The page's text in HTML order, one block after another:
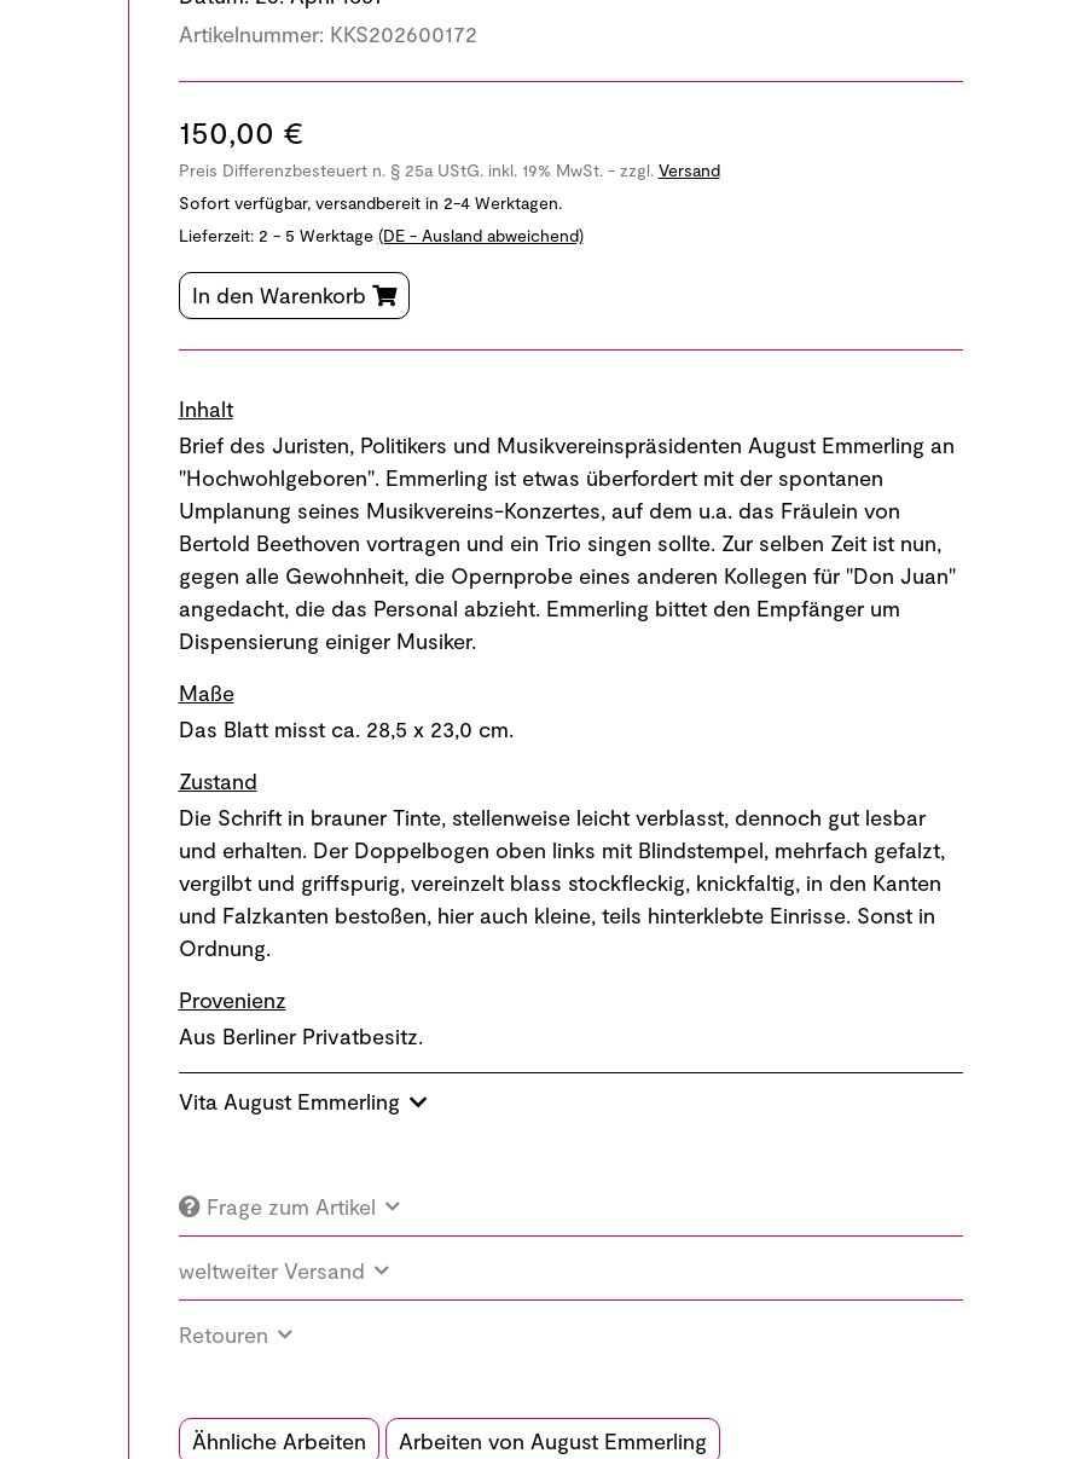
Artikelnummer: KKS202600172
150,00 €
Preis Differenzbesteuert n. § 25a UStG. inkl. 19% MwSt. - zzgl. Versand
Sofort verfügbar, versandbereit in 2-4 Werktagen.
Lieferzeit: 2 - 5 Werktage (DE - Ausland abweichend)
In den Warenkorb
Inhalt
Brief des Juristen, Politikers und Musikvereinspräsidenten August Emmerling an
"Hochwohlgeboren". Emmerling ist etwas überfordert mit der spontanen
Umplanung seines Musikvereins-Konzertes, auf dem u.a. das Fräulein von
Bertold Beethoven vortragen und ein Trio singen sollte. Zur selben Zeit ist nun,
gegen alle Gewohnheit, die Opernprobe eines anderen Kollegen für "Don Juan"
angedacht, die das Personal abzieht. Emmerling bittet den Empfänger um
Dispensierung einiger Musiker.
Maße
Das Blatt misst ca. 28,5 x 23,0 cm.
Zustand
Die Schrift in brauner Tinte, stellenweise leicht verblasst, dennoch gut lesbar
und erhalten. Der Doppelbogen oben links mit Blindstempel, mehrfach gefalzt,
vergilbt und griffspurig, vereinzelt blass stockfleckig, knickfaltig, in den Kanten
und Falzkanten bestoßen, hier auch kleine, teils hinterklebte Einrisse. Sonst in
Ordnung.
Provenienz
Aus Berliner Privatbesitz.
Vita August Emmerling
Frage zum Artikel
weltweiter Versand
Retouren
Ähnliche Arbeiten Arbeiten von August Emmerling